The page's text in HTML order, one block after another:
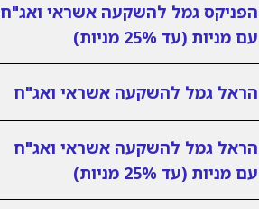
הפניקס גמל להשקעה אשראי ואג"ח
עם מניות (עד 25% מניות)
הראל גמל להשקעה אשראי ואג"ח
הראל גמל להשקעה אשראי ואג"ח
עם מניות (עד 25% מניות)